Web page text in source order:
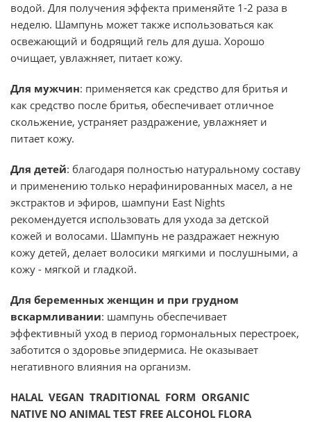
водой. Для получения эффекта применяйте 1-2 раза в
неделю. Шампунь может также использоваться как
освежающий и бодрящий гель для душа. Хорошо
очищает, увлажняет, питает кожу.
Для мужчин: применяется как средство для бритья и
как средство после бритья, обеспечивает отличное
скольжение, устраняет раздражение, увлажняет и
питает кожу.
Для детей: благодаря полностью натуральному составу
и применению только нерафинированных масел, а не
экстрактов и эфиров, шампуни East Nights
рекомендуется использовать для ухода за детской
кожей и волосами. Шампунь не раздражает нежную
кожу детей, делает волосики мягкими и послушными, а
кожу - мягкой и гладкой.
Для беременных женщин и при грудном
вскармливании: шампунь обеспечивает
эффективный уход в период гормональных перестроек,
заботится о здоровье эпидермиса. Не оказывает
негативного влияния на организм.
HALAL VEGAN TRADITIONAL FORM ORGANIC
NATIVE NO ANIMAL TEST FREE ALCOHOL FLORA